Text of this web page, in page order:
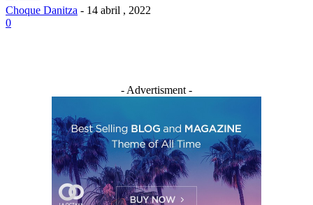
Choque Danitza - 14 abril , 2022
0
- Advertisment -